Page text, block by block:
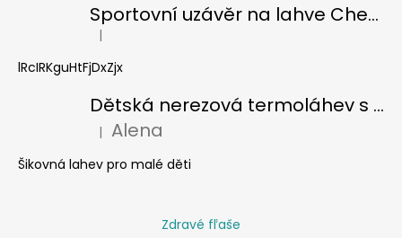
Sportovní uzávěr na lahve Cheeki classic
Hodnocení produktu je 5 z 5 hvězdiček.
|
lRcIRKguHtFjDxZjx
Dětská nerezová termoláhev s brčkem Cheeki 400 ml - žralok
Hodnocení produktu je 5 z 5 hvězdiček.
| Alena
Šikovná lahev pro malé děti
Zdravé fľaše